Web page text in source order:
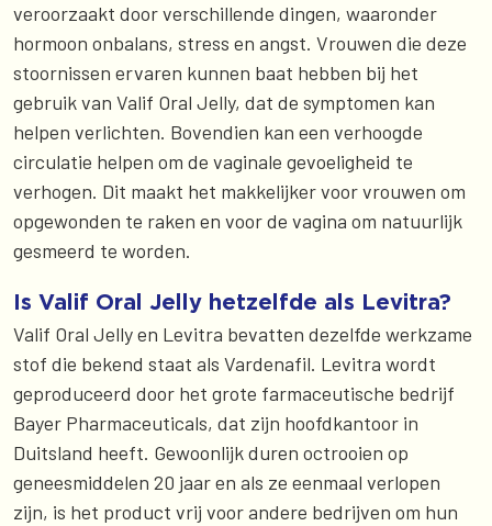
veroorzaakt door verschillende dingen, waaronder
hormoon onbalans, stress en angst. Vrouwen die deze
stoornissen ervaren kunnen baat hebben bij het
gebruik van Valif Oral Jelly, dat de symptomen kan
helpen verlichten. Bovendien kan een verhoogde
circulatie helpen om de vaginale gevoeligheid te
verhogen. Dit maakt het makkelijker voor vrouwen om
opgewonden te raken en voor de vagina om natuurlijk
gesmeerd te worden.
Is Valif Oral Jelly hetzelfde als Levitra?
Valif Oral Jelly en Levitra bevatten dezelfde werkzame
stof die bekend staat als Vardenafil. Levitra wordt
geproduceerd door het grote farmaceutische bedrijf
Bayer Pharmaceuticals, dat zijn hoofdkantoor in
Duitsland heeft. Gewoonlijk duren octrooien op
geneesmiddelen 20 jaar en als ze eenmaal verlopen
zijn, is het product vrij voor andere bedrijven om hun